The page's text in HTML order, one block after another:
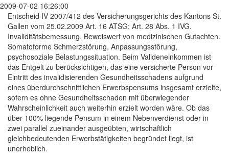
2009-07-02 16:26:00
Entscheid IV 2007/412 des Versicherungsgerichts des Kantons St.
Gallen vom 25.02.2009 Art. 16 ATSG; Art. 28 Abs. 1 IVG.
Invaliditätsbemessung. Beweiswert von medizinischen Gutachten.
Somatoforme Schmerzstörung, Anpassungsstörung,
psychosoziale Belastungssituation. Beim Valideneinkommen ist
das Entgelt zu berücksichtigen, das eine versicherte Person vor
Eintritt des invalidisierenden Gesundheitsschadens aufgrund
eines überdurchschnittlichen Erwerbspensums insgesamt erzielte,
sofern es ohne Gesundheitsschaden mit überwiegender
Wahrscheinlichkeit auch weiterhin erzielt worden wäre. Ob das
über 100% liegende Pensum in einem Nebenverdienst oder in
zwei parallel zueinander ausgeübten, wirtschaftlich
gleichbedeutenden Erwerbstätigkeiten begründet liegt, ist
unerheblich.